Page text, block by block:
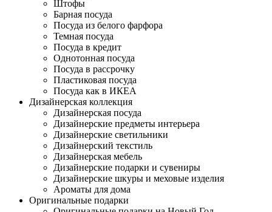
Штофы
Барная посуда
Посуда из белого фарфора
Темная посуда
Посуда в кредит
Однотонная посуда
Посуда в рассрочку
Пластиковая посуда
Посуда как в ИКЕА
Дизайнерская коллекция
Дизайнерская посуда
Дизайнерские предметы интерьера
Дизайнерские светильники
Дизайнерский текстиль
Дизайнерская мебель
Дизайнерские подарки и сувениры
Дизайнерские шкуры и меховые изделия
Ароматы для дома
Оригинальные подарки